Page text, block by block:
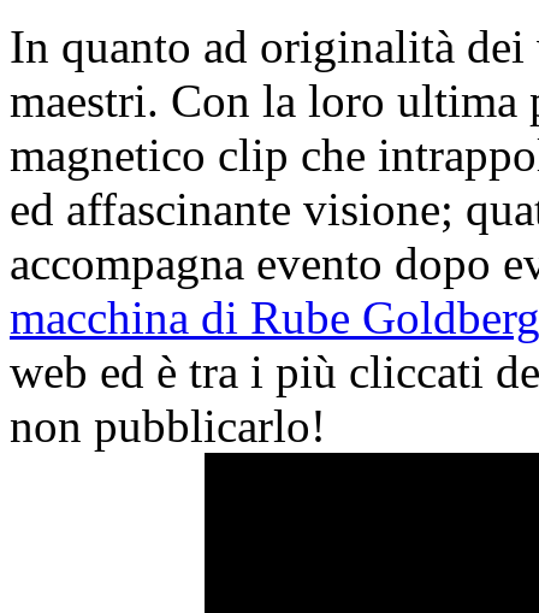
In quanto ad originalità
maestri. Con la loro ultima
magnetico clip che
ed affascinante visione;
accompagna evento dopo
macchina di Rube Goldberg
web ed è tra i più cliccati
non pubblicarlo!